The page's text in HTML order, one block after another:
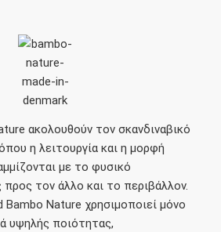
ακολουθούν τον σκανδιναβικό
η λειτουργία και η μορφή
με το φυσικό
τον άλλο και το περιβάλλον.
Bambo Nature χρησιμοποιεί μόνο
υψηλής ποιότητας,